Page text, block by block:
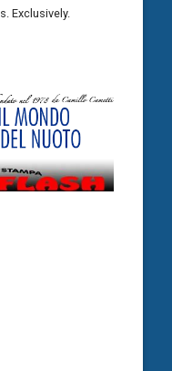
Exclusively.